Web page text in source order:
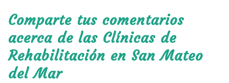
Comparte tus comentarios
acerca de las Clínicas de
Rehabilitación en San Mateo
del Mar